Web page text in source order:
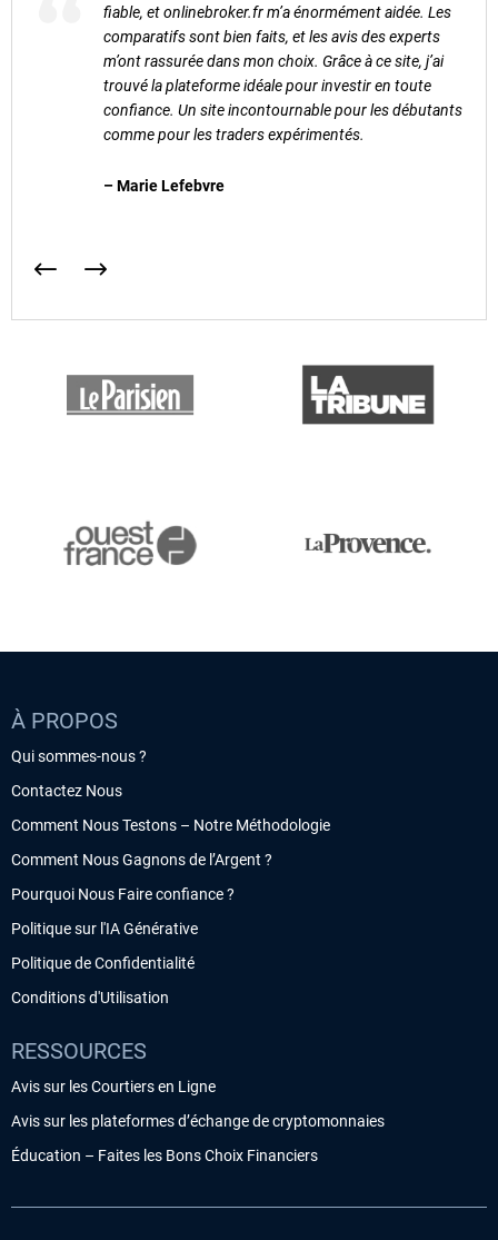
fiable, et onlinebroker.fr m’a énormément aidée. Les
comparatifs sont bien faits, et les avis des experts
m’ont rassurée dans mon choix. Grâce à ce site, j’ai
trouvé la plateforme idéale pour investir en toute
confiance. Un site incontournable pour les débutants
comme pour les traders expérimentés.
– Marie Lefebvre
À PROPOS
Qui sommes-nous ?
Contactez Nous
Comment Nous Testons – Notre Méthodologie
Comment Nous Gagnons de l’Argent ?
Pourquoi Nous Faire confiance ?
Politique sur l'IA Générative
Politique de Confidentialité
Conditions d'Utilisation
RESSOURCES
Avis sur les Courtiers en Ligne
Avis sur les plateformes d’échange de cryptomonnaies
Éducation – Faites les Bons Choix Financiers